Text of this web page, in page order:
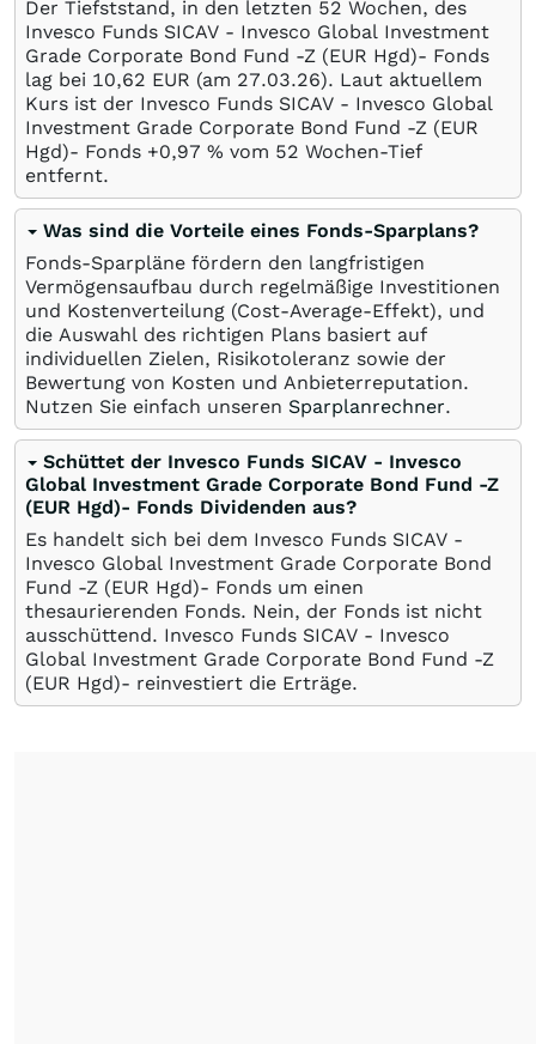
Der Tiefststand, in den letzten 52 Wochen, des
Invesco Funds SICAV - Invesco Global Investment
Grade Corporate Bond Fund -Z (EUR Hgd)- Fonds
lag bei 10,62 EUR (am 27.03.26). Laut aktuellem
Kurs ist der Invesco Funds SICAV - Invesco Global
Investment Grade Corporate Bond Fund -Z (EUR
Hgd)- Fonds +0,97 % vom 52 Wochen-Tief
entfernt.
Was sind die Vorteile eines Fonds-Sparplans?
Fonds-Sparpläne fördern den langfristigen
Vermögensaufbau durch regelmäßige Investitionen
und Kostenverteilung (Cost-Average-Effekt), und
die Auswahl des richtigen Plans basiert auf
individuellen Zielen, Risikotoleranz sowie der
Bewertung von Kosten und Anbieterreputation.
Nutzen Sie einfach unseren Sparplanrechner.
Schüttet der Invesco Funds SICAV - Invesco
Global Investment Grade Corporate Bond Fund -Z
(EUR Hgd)- Fonds Dividenden aus?
Es handelt sich bei dem Invesco Funds SICAV -
Invesco Global Investment Grade Corporate Bond
Fund -Z (EUR Hgd)- Fonds um einen
thesaurierenden Fonds. Nein, der Fonds ist nicht
ausschüttend. Invesco Funds SICAV - Invesco
Global Investment Grade Corporate Bond Fund -Z
(EUR Hgd)- reinvestiert die Erträge.